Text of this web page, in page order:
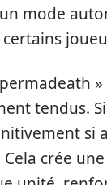
mode
tendus.
si
crée